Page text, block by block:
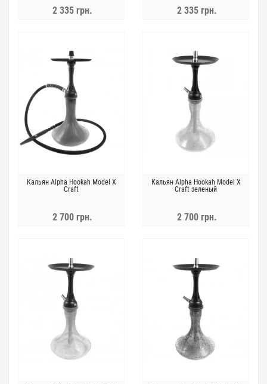
2 335 грн. 2 335 грн.
Кальян Alpha Hookah Model X
Craft
2 700 грн.
Кальян Alpha Hookah Model X
Craft зеленый
2 700 грн.